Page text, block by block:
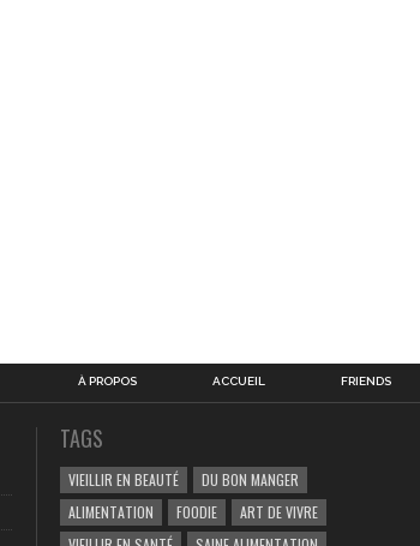
À PROPOS ACCUEIL FRIENDS
TAGS
VIEILLIR EN BEAUTÉ
DU BON MANGER
ALIMENTATION
FOODIE
ART DE VIVRE